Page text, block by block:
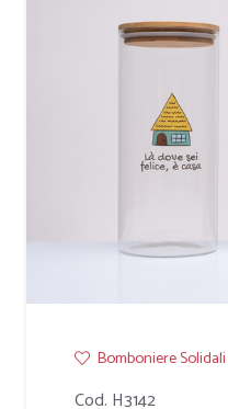
Bomboniere Solidali
Cod. H3142